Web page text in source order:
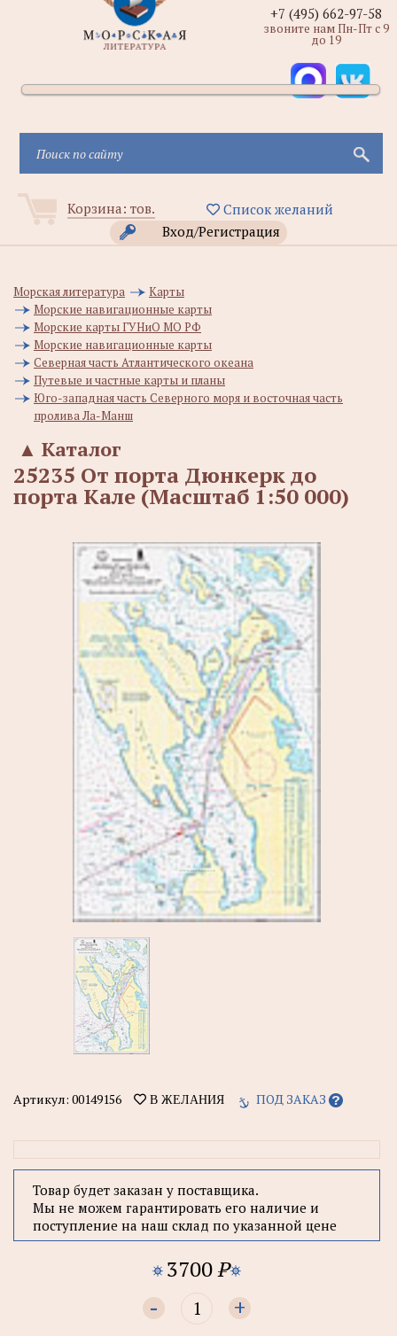
Корзина: тов.
Список желаний
Вход/Регистрация
+7 (495) 662-97-58
звоните нам Пн-Пт с 9
до 19
Морская литература
Карты
Морские навигационные карты
Морские карты ГУНиО МО РФ
Морские навигационные карты
Северная часть Атлантического океана
Путевые и частные карты и планы
Юго-западная часть Северного моря и восточная часть
пролива Ла-Манш
Каталог
▲
25235 От порта Дюнкерк до
порта Кале (Масштаб 1:50 000)
Артикул: 00149156 В ЖЕЛАНИЯ ПОД ЗАКАЗ
Товар будет заказан у поставщика.
Мы не можем гарантировать его наличие и
поступление на наш склад по указанной цене
3700P
- +